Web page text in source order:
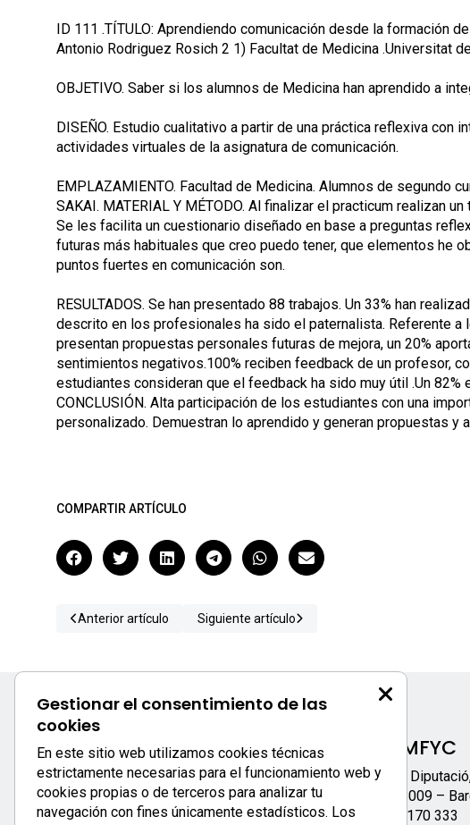
ID 111 .TÍTULO: Aprendiendo comunicación desde la formación
Antonio Rodriguez Rosich 2 1) Facultat de Medicina .Universitat
OBJETIVO. Saber si los alumnos de Medicina han aprendido a
DISEÑO. Estudio cualitativo a partir de una práctica reflexiva con
actividades virtuales de la asignatura de comunicación.
EMPLAZAMIENTO. Facultad de Medicina. Alumnos de segundo
SAKAI. MATERIAL Y MÉTODO. Al finalizar el practicum realizan
Se les facilita un cuestionario diseñado en base a preguntas
futuras más habituales que creo puedo tener, que elementos he
puntos fuertes en comunicación son.
RESULTADOS. Se han presentado 88 trabajos. Un 33% han
descrito en los profesionales ha sido el paternalista. Referente a
presentan propuestas personales futuras de mejora, un 20%
sentimientos negativos.100% reciben feedback de un profesor,
estudiantes consideran que el feedback ha sido muy útil .Un
CONCLUSIÓN. Alta participación de los estudiantes con una
personalizado. Demuestran lo aprendido y generan propuestas y
COMPARTIR ARTÍCULO
Anterior artículo Siguiente artículo
Gestionar el consentimiento de las
cookies
En este sitio web utilizamos cookies técnicas
estrictamente necesarias para el funcionamiento web y
cookies propias o de terceros para analizar tu
navegación con fines únicamente estadísticos. Los
SEMFYC
c/
08009 –
933 170 333